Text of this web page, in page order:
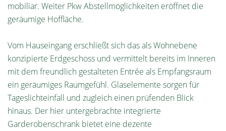
mobiliar. Weiter Pkw Abstellmöglichkeiten eröffnet die
geräumige Hoffläche.
Vom Hauseingang erschließt sich das als Wohnebene
konzipierte Erdgeschoss und vermittelt bereits im Inneren
mit dem freundlich gestalteten Entrée als Empfangsraum
ein geräumiges Raumgefühl. Glaselemente sorgen für
Tageslichteinfall und zugleich einen prüfenden Blick
hinaus. Der hier untergebrachte integrierte
Garderobenschrank bietet eine dezente